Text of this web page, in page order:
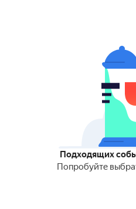
Подходящих
Попробуйте